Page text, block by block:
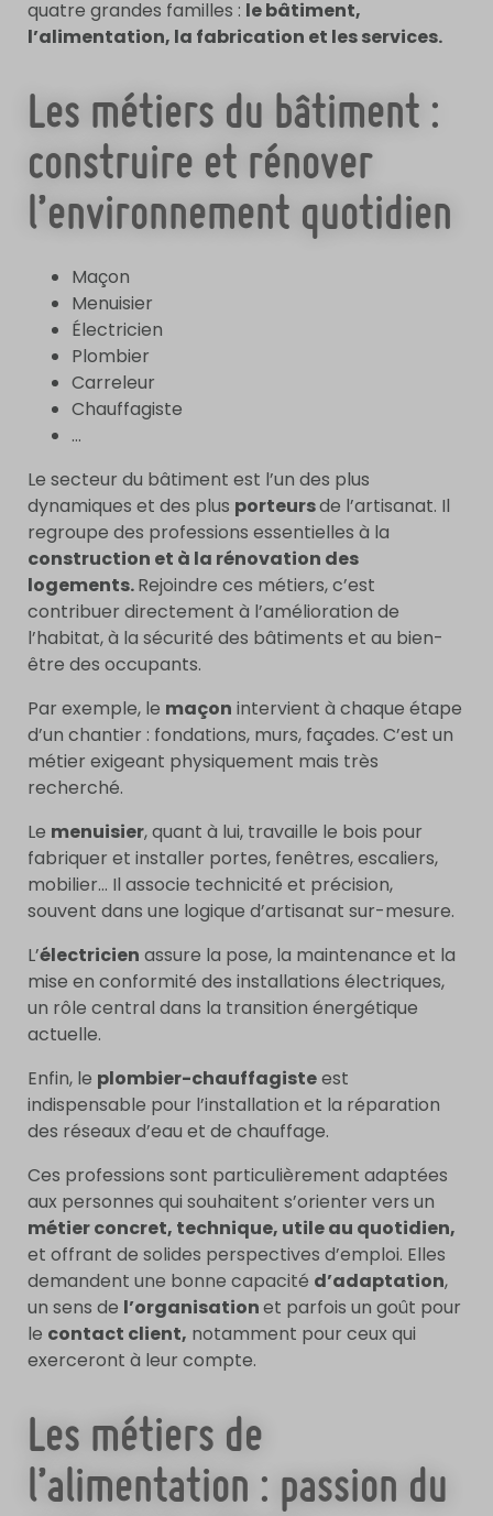
quatre grandes familles : le bâtiment,
l’alimentation, la fabrication et les services.
Les métiers du bâtiment :
construire et rénover
l’environnement quotidien
Maçon
Menuisier
Électricien
Plombier
Carreleur
Chauffagiste
…
Le secteur du bâtiment est l’un des plus
dynamiques et des plus porteursde l’artisanat. Il
regroupe des professions essentielles à la
construction et à la rénovation des
logements.Rejoindre ces métiers, c’est
contribuer directement à l’amélioration de
l’habitat, à la sécurité des bâtiments et au bien-
être des occupants.
Par exemple, le maçon intervient à chaque étape
d’un chantier : fondations, murs, façades. C’est un
métier exigeant physiquement mais très
recherché.
Le menuisier, quant à lui, travaille le bois pour
fabriquer et installer portes, fenêtres, escaliers,
mobilier… Il associe technicité et précision,
souvent dans une logique d’artisanat sur-mesure.
L’électricien assure la pose, la maintenance et la
mise en conformité des installations électriques,
un rôle central dans la transition énergétique
actuelle.
Enfin, le plombier-chauffagisteest
indispensable pour l’installation et la réparation
des réseaux d’eau et de chauffage.
Ces professions sont particulièrement adaptées
aux personnes qui souhaitent s’orienter vers un
métier concret, technique, utile au quotidien,
et offrant de solides perspectives d’emploi. Elles
demandent une bonne capacité d’adaptation,
un sens de l’organisationet parfois un goût pour
le contact client, notamment pour ceux qui
exerceront à leur compte.
Les métiers de
l’alimentation : passion du